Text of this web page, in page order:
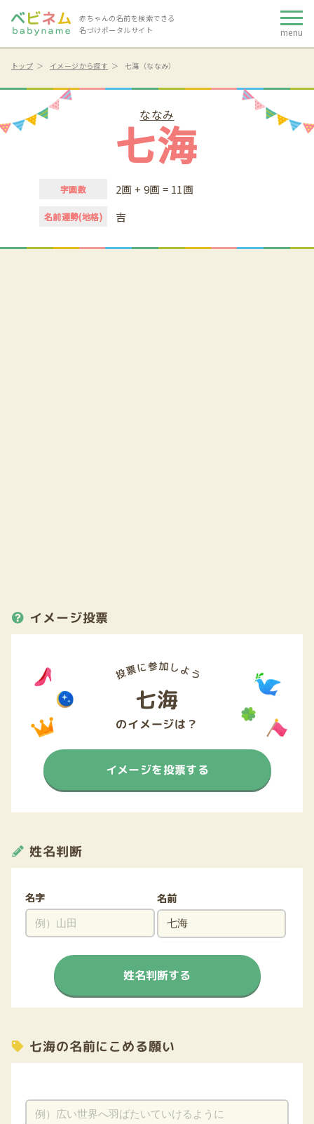
赤ちゃんの名前を検索できる
名づけポータルサイト
menu
トップ イメージから探す 七海（ななみ）
ななみ
七海
字画数 2画 + 9画 = 11画
名前運勢(地格) 吉
イメージ投票
七海
のイメージは？
イメージを投票する
姓名判断
名字 名前
姓名判断する
七海の名前にこめる願い